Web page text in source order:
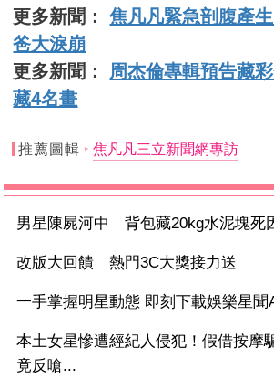
更多新聞：焦凡凡緊急剖腹產
爸大淚崩
更多新聞： 周杰倫專輯預告藏
藏4名畫
推薦圖輯 焦凡凡三立新聞網專訪
男星陳屍河中 背包藏20kg水泥塊死
改版大回饋 熱門3C大獎接力送
一手掌握明星動態 即刻下載娛樂星聞
本土女星慘遭經紀人侵犯！假借按
竟反嗆...